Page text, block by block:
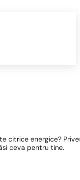
citrice energice?
ceva pentru tine.